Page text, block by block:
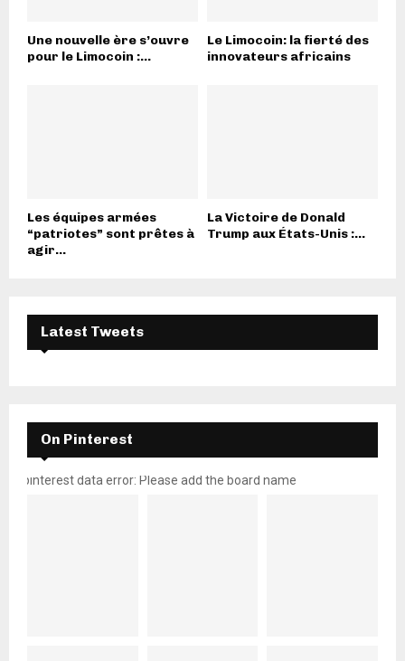
Une nouvelle ère s’ouvre
pour le Limocoin :...
Le Limocoin: la fierté des
innovateurs africains
Les équipes armées
“patriotes” sont prêtes à
agir...
La Victoire de Donald
Trump aux États-Unis :...
Latest Tweets
On Pinterest
pinterest data error: Please add the board name